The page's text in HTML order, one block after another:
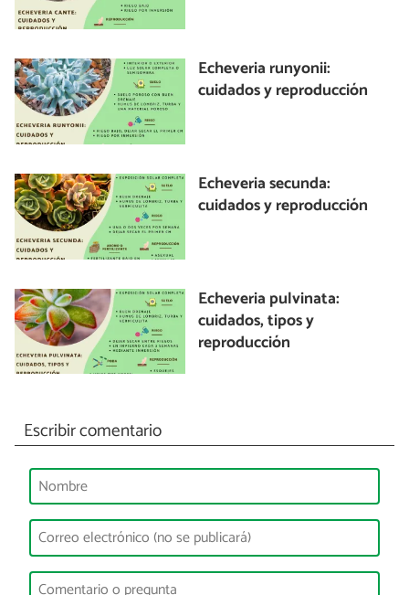
Echeveria runyonii:
cuidados y reproducción
Echeveria secunda:
cuidados y reproducción
Echeveria pulvinata:
cuidados, tipos y
reproducción
Escribir comentario